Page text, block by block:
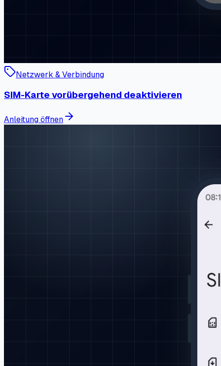
Netzwerk & Verbindung
SIM-Karte vorübergehend deaktivieren
Anleitung öffnen